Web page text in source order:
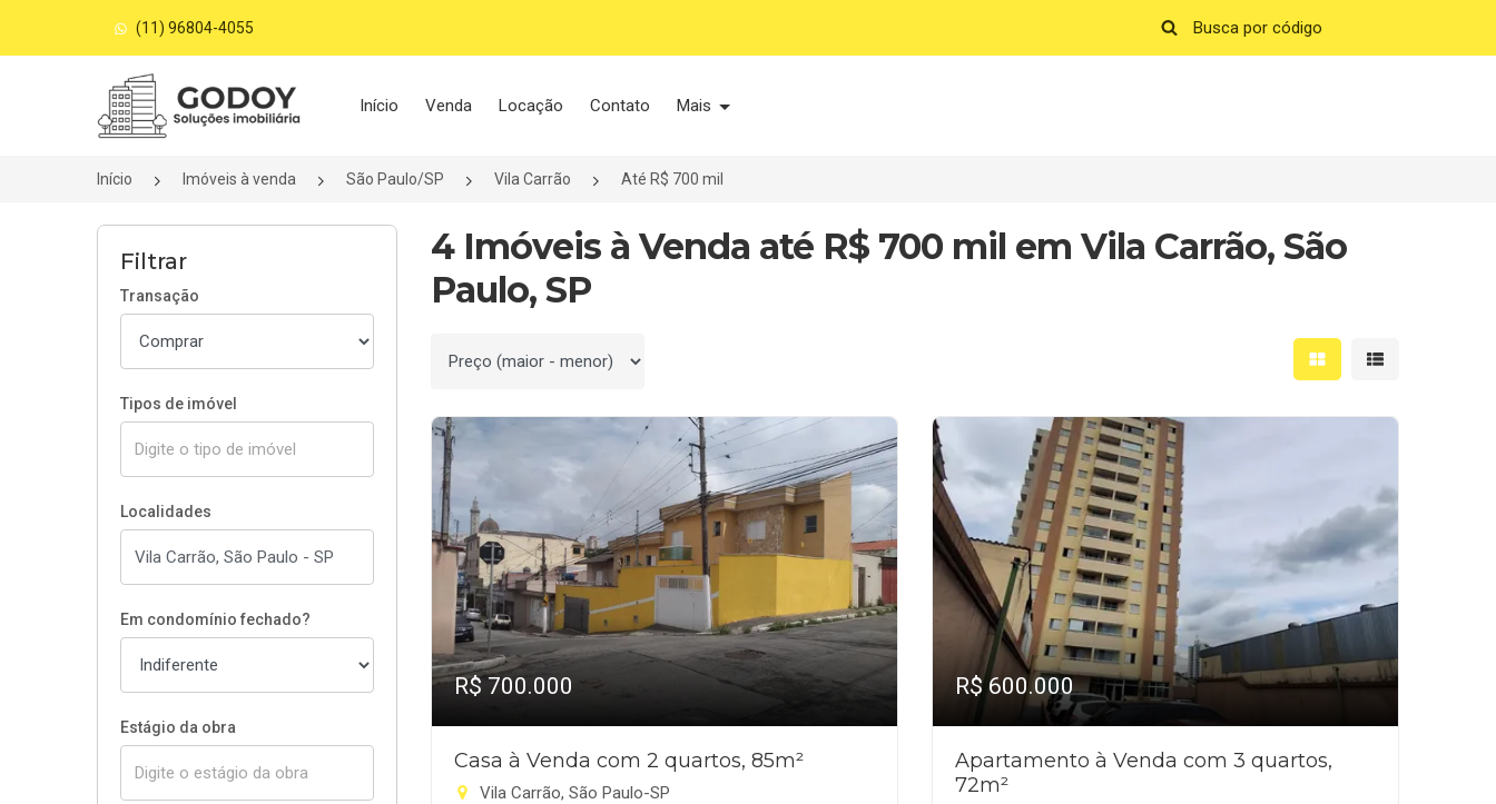
(11) 96804-4055
Página inicial
Início Venda Locação Contato Mais
Início Imóveis à venda São Paulo/SP Vila Carrão Até R$ 700 mil
Filtrar
Transação
Tipos de imóvel
Localidades
Em condomínio fechado?
Estágio da obra
4 Imóveis à Venda até R$ 700 mil em Vila Carrão, São
Paulo, SP
Ordenar por Mostrar resultados em
Mostrar
R$ 700.000
Casa à Venda com 2 quartos, 85m²
Vila Carrão, São Paulo-SP
R$ 600.000
Apartamento à Venda com 3 quartos,
72m²